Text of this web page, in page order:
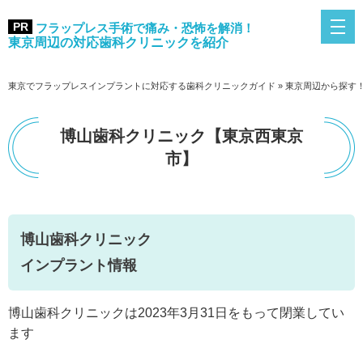
フラップレス手術で痛み・恐怖を解消！
東京周辺の対応歯科クリニックを紹介
東京でフラップレスインプラントに対応する歯科クリニックガイド » 東京周辺から探す
博山歯科クリニック【東京西東京
市】
博山歯科クリニック
インプラント情報
博山歯科クリニックは2023年3月31日をもって閉業してい
ます